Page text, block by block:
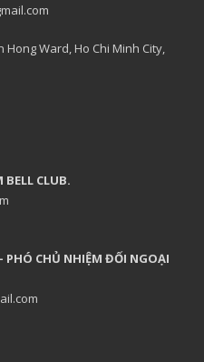
Ward, Ho Chi Minh City,
BELL CLUB.
PHÓ CHỦ NHIỆM ĐỐI NGOẠI